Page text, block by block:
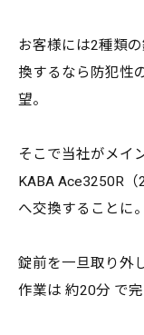
お客様には2種類
換するなら防犯性
望。
そこで当社がメイ
KABA Ace3250R（
へ交換することに。
錠前を一旦取り外
作業は 約20分 で完